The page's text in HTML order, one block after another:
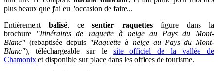
plus beaux que j'ai eu l'occasion de faire...
Entièrementbalisé, cesentier raquettesfigure dans la
brochure
"Itinéraires de raquette à neige au Pays du Mont-
Blanc" (rebaptisée depuis "Raquette à neige au Pays du Mont-
Blanc"), téléchargeable sur le site officiel de la vallée de
Chamonix et disponible sur place dans les offices de tourisme.